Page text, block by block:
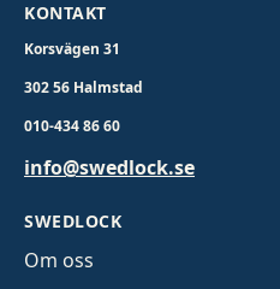
KONTAKT
Korsvägen 31
302 56 Halmstad
010-434 86 60
info@swedlock.se
SWEDLOCK
Om oss